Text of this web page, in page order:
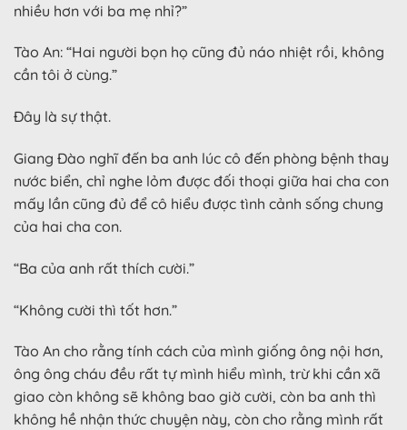
nhiều hơn với ba mẹ nhỉ?”
Tào An: “Hai người bọn họ cũng đủ náo nhiệt rồi, không
cần tôi ở cùng.”
Đây là sự thật.
Giang Đào nghĩ đến ba anh lúc cô đến phòng bệnh thay
nước biển, chỉ nghe lỏm được đối thoại giữa hai cha con
mấy lần cũng đủ để cô hiểu được tình cảnh sống chung
của hai cha con.
“Ba của anh rất thích cười.”
“Không cười thì tốt hơn.”
Tào An cho rằng tính cách của mình giống ông nội hơn,
ông ông cháu đều rất tự mình hiểu mình, trừ khi cần xã
giao còn không sẽ không bao giờ cười, còn ba anh thì
không hề nhận thức chuyện này, còn cho rằng mình rất